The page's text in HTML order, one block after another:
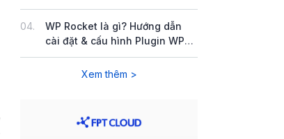
XAMPP trên Windows & Linux
04.
WP Rocket là gì? Hướng dẫn
cài đặt & cấu hình Plugin WP
Rocket
Xem thêm >